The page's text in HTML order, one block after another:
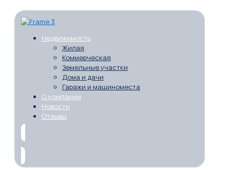
Недвижимость
Жилая
Коммерческая
Земельные участки
Дома и дачи
Гаражи и машиноместа
О компании
Новости
Отзывы